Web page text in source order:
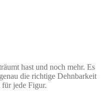
hast und noch mehr. Es
die richtige Dehnbarkeit
für jede Figur.